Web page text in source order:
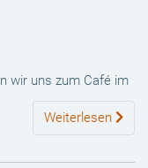
wir uns zum Café im
Weiterlesen